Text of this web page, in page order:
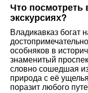
Что посмотреть
экскурсиях?
Владикавказ богат
особняков в
знаменитый
словно сошедшая
природа с её
поразит любого